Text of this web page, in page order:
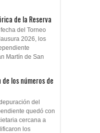
de la Reserva
del Torneo
2026, los
Martín de San
los números de
del
quedó con
cercana a
los